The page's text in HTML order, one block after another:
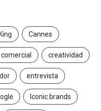
Cannes
comercial creatividad
entrevista
Iconic brands